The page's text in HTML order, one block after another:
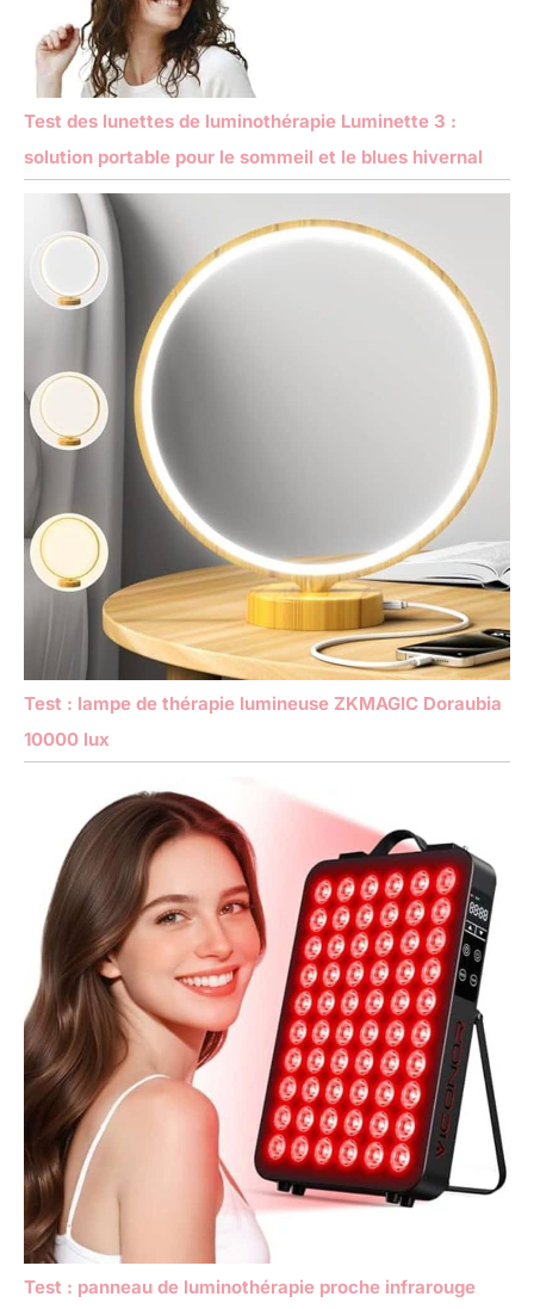
Test des lunettes de luminothérapie Luminette 3 :
solution portable pour le sommeil et le blues hivernal
Test : lampe de thérapie lumineuse ZKMAGIC Doraubia
10000 lux
Test : panneau de luminothérapie proche infrarouge